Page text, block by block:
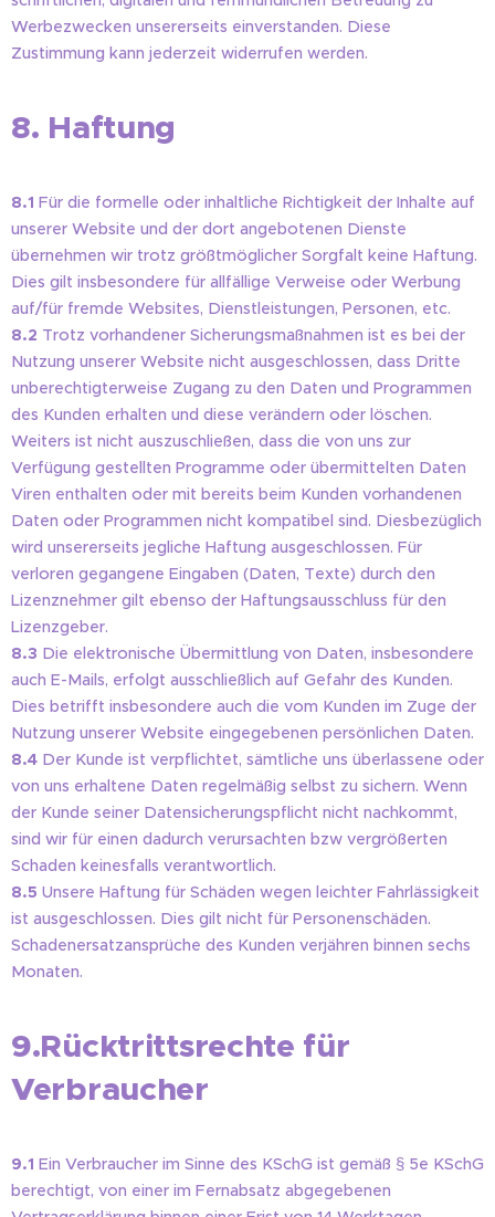
Werbezwecken unsererseits einverstanden. Diese
Zustimmung kann jederzeit widerrufen werden.
8. Haftung
8.1 Für die formelle oder inhaltliche Richtigkeit der Inhalte auf
unserer Website und der dort angebotenen Dienste
übernehmen wir trotz größtmöglicher Sorgfalt keine Haftung.
Dies gilt insbesondere für allfällige Verweise oder Werbung
auf/für fremde Websites, Dienstleistungen, Personen, etc.
8.2 Trotz vorhandener Sicherungsmaßnahmen ist es bei der
Nutzung unserer Website nicht ausgeschlossen, dass Dritte
unberechtigterweise Zugang zu den Daten und Programmen
des Kunden erhalten und diese verändern oder löschen.
Weiters ist nicht auszuschließen, dass die von uns zur
Verfügung gestellten Programme oder übermittelten Daten
Viren enthalten oder mit bereits beim Kunden vorhandenen
Daten oder Programmen nicht kompatibel sind. Diesbezüglich
wird unsererseits jegliche Haftung ausgeschlossen. Für
verloren gegangene Eingaben (Daten, Texte) durch den
Lizenznehmer gilt ebenso der Haftungsausschluss für den
Lizenzgeber.
8.3 Die elektronische Übermittlung von Daten, insbesondere
auch E-Mails, erfolgt ausschließlich auf Gefahr des Kunden.
Dies betrifft insbesondere auch die vom Kunden im Zuge der
Nutzung unserer Website eingegebenen persönlichen Daten.
8.4 Der Kunde ist verpflichtet, sämtliche uns überlassene oder
von uns erhaltene Daten regelmäßig selbst zu sichern. Wenn
der Kunde seiner Datensicherungspflicht nicht nachkommt,
sind wir für einen dadurch verursachten bzw vergrößerten
Schaden keinesfalls verantwortlich.
8.5 Unsere Haftung für Schäden wegen leichter Fahrlässigkeit
ist ausgeschlossen. Dies gilt nicht für Personenschäden.
Schadenersatzansprüche des Kunden verjähren binnen sechs
Monaten.
9.Rücktrittsrechte für
Verbraucher
9.1 Ein Verbraucher im Sinne des KSchG ist gemäß § 5e KSchG
berechtigt, von einer im Fernabsatz abgegebenen